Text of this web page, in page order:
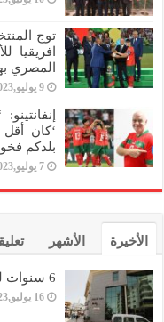
افريقيا
المصري
9 يوليو,2023
بلدكم
7 يوليو,2023
الأخيرة الأشهر
6 سنوات لـ “أجودان” تسلم 40 مليونا رشوة
16 يوليو,2023